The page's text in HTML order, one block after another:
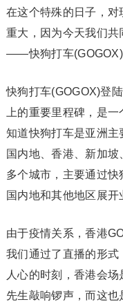
在这个特殊的日子，对
重大，因为今天我们共
——快狗打车(GOGOX)
快狗打车(GOGOX)登
上的重要里程碑，是
知道快狗打车是亚洲主
国内地、香港、新加
多个城市，主要通过
国内地和其他地区展开
由于疫情关系，香港
我们通过了直播的形
人心的时刻，香港会
先生敲响锣声，而这